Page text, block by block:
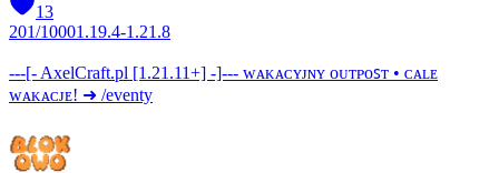
13
201/10001.19.4-1.21.8
---[- AxelCraft.pl [1.21.11+] -]--- ᴡᴀᴋᴀᴄʏᴊɴʏ ᴏᴜᴛᴘᴏꜱᴛ • ᴄᴀʟᴇ
ᴡᴀᴋᴀᴄᴊᴇ! ➜ /eventy